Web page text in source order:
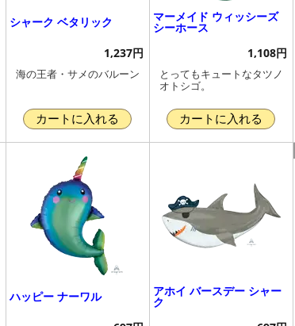
シャーク ベタリック
1,237円
海の王者・サメのバルーン
カートに入れる
マーメイド ウィッシーズ
シーホース
1,108円
とってもキュートなタツノ
オトシゴ。
カートに入れる
ハッピー ナーワル アホイ バースデー シャー
ク